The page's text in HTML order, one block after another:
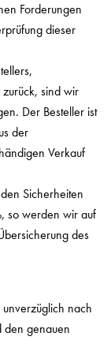
Forderungen
dieser
sind wir
Der Besteller ist
der
Verkauf
Sicherheiten
so werden wir auf
des
nach
den genauen